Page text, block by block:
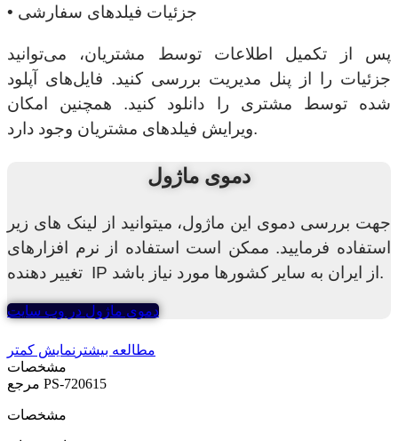
• جزئیات فیلدهای سفارشی
پس از تکمیل اطلاعات توسط مشتریان، می‌توانید
جزئیات را از پنل مدیریت بررسی کنید. فایل‌های آپلود
شده توسط مشتری را دانلود کنید. همچنین امکان
ویرایش فیلدهای مشتریان وجود دارد.
دموی ماژول
جهت بررسی دموی این ماژول، میتوانید از لینک های زیر
استفاده فرمایید. ممکن است استفاده از نرم افزارهای
تغییر دهنده IP از ایران به سایر کشورها مورد نیاز باشد.
دموی ماژول در وب سایت
مطالعه بیشتر نمایش کمتر
مشخصات
PS-720615
مشخصات